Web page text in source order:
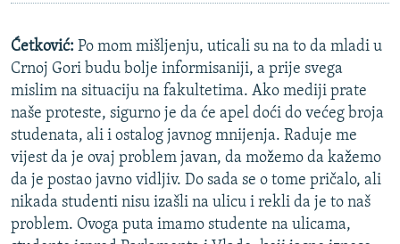
Ćetković: Po mom mišljenju, uticali su na to da mladi u
Crnoj Gori budu bolje informisaniji, a prije svega
mislim na situaciju na fakultetima. Ako mediji prate
naše proteste, sigurno je da će apel doći do većeg broja
studenata, ali i ostalog javnog mnijenja. Raduje me
vijest da je ovaj problem javan, da možemo da kažemo
da je postao javno vidljiv. Do sada se o tome pričalo, ali
nikada studenti nisu izašli na ulicu i rekli da je to naš
problem. Ovoga puta imamo studente na ulicama,